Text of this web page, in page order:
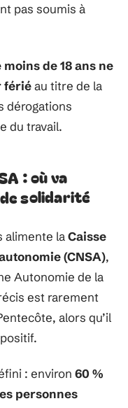
pas soumis à
de 18 ans ne
fériéau titre de la
dérogations
du travail.
: où va
solidarité
alimente laCaisse
(CNSA),
Autonomie de la
est rarement
alors qu’il
: environ 60 %
personnes